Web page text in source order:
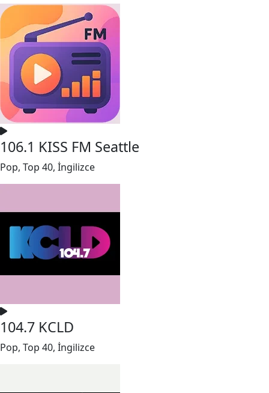
106.1 KISS FM Seattle
Pop, Top 40, İngilizce
104.7 KCLD
Pop, Top 40, İngilizce